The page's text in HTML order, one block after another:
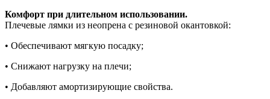
Комфорт при длительном использовании.
Плечевые лямки из неопрена с резиновой окантовкой:
• Обеспечивают мягкую посадку;
• Снижают нагрузку на плечи;
• Добавляют амортизирующие свойства.